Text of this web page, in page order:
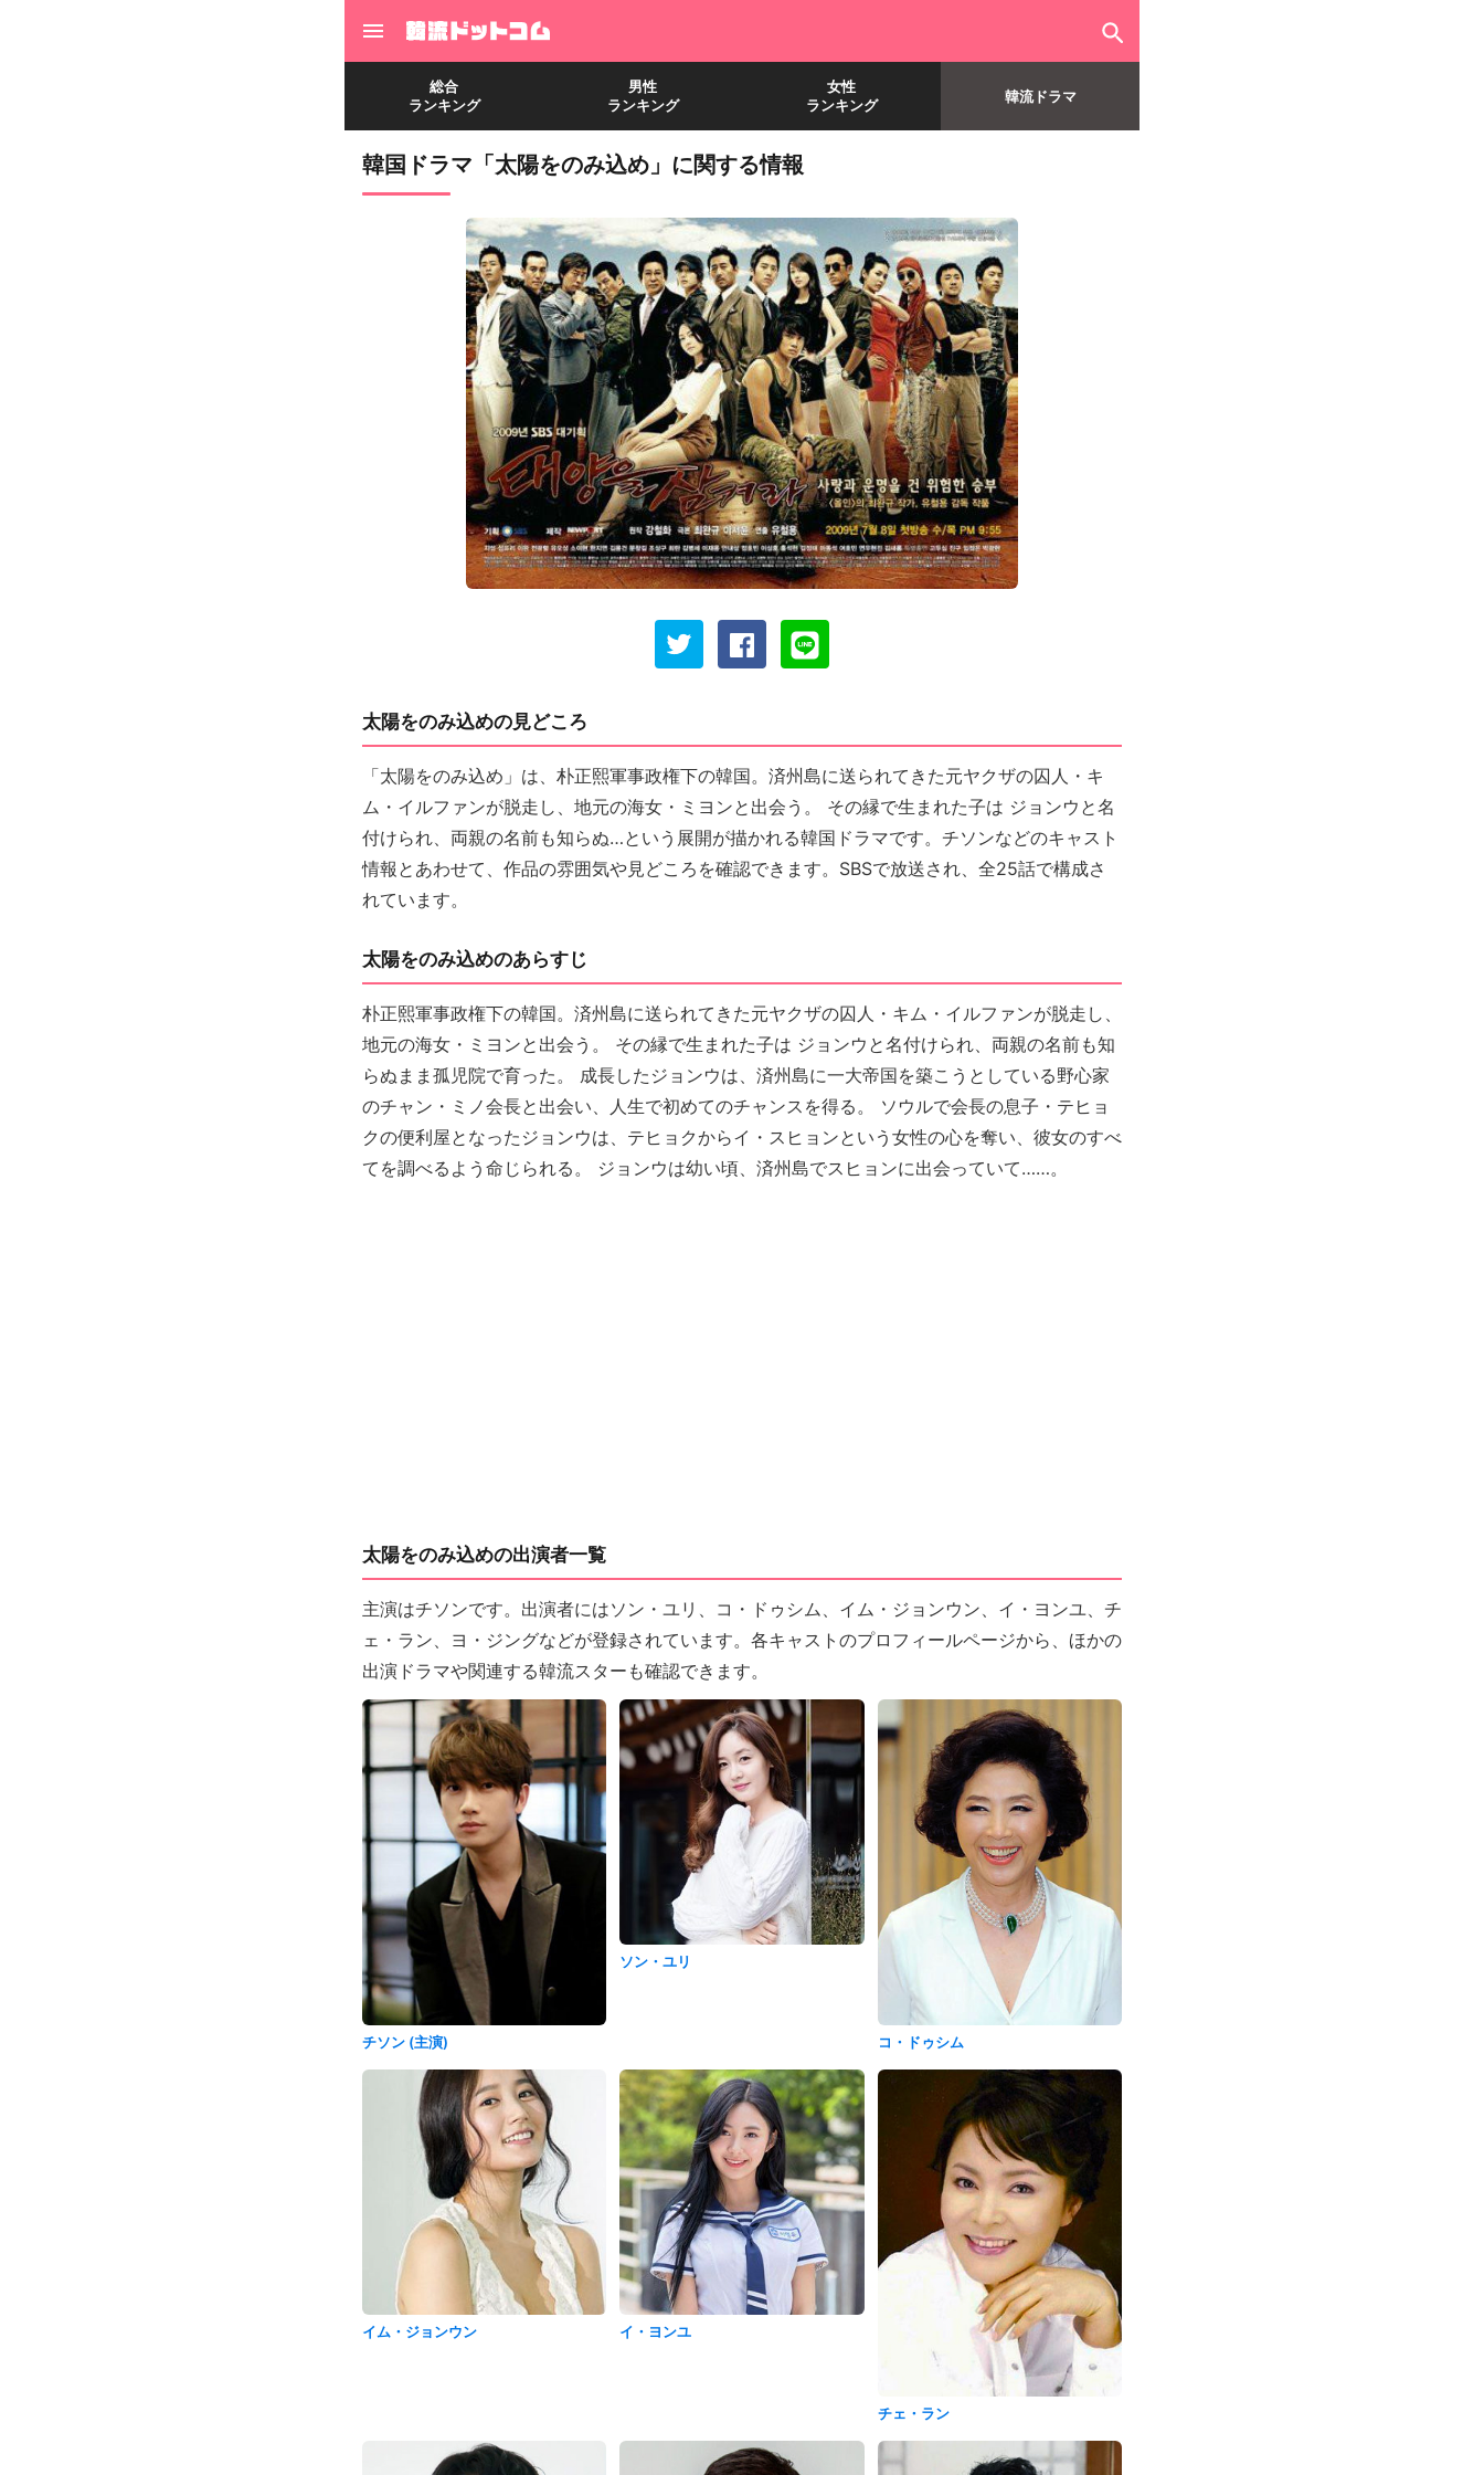
総合
ランキング
男性
ランキング
女性
ランキング
韓流ドラマ
韓国ドラマ「太陽をのみ込め」に関する情報
太陽をのみ込めの見どころ
「太陽をのみ込め」は、朴正熙軍事政権下の韓国。済州島に送られてきた元ヤクザの囚人・キ
ム・イルファンが脱走し、地元の海女・ミヨンと出会う。 その縁で生まれた子は ジョンウと名
付けられ、両親の名前も知らぬ…という展開が描かれる韓国ドラマです。チソンなどのキャスト
情報とあわせて、作品の雰囲気や見どころを確認できます。SBSで放送され、全25話で構成さ
れています。
太陽をのみ込めのあらすじ
朴正熙軍事政権下の韓国。済州島に送られてきた元ヤクザの囚人・キム・イルファンが脱走し、
地元の海女・ミヨンと出会う。 その縁で生まれた子は ジョンウと名付けられ、両親の名前も知
らぬまま孤児院で育った。 成長したジョンウは、済州島に一大帝国を築こうとしている野心家
のチャン・ミノ会長と出会い、人生で初めてのチャンスを得る。 ソウルで会長の息子・テヒョ
クの便利屋となったジョンウは、テヒョクからイ・スヒョンという女性の心を奪い、彼女のすべ
てを調べるよう命じられる。 ジョンウは幼い頃、済州島でスヒョンに出会っていて……。
太陽をのみ込めの出演者一覧
主演はチソンです。出演者にはソン・ユリ、コ・ドゥシム、イム・ジョンウン、イ・ヨンユ、チ
ェ・ラン、ヨ・ジングなどが登録されています。各キャストのプロフィールページから、ほかの
出演ドラマや関連する韓流スターも確認できます。
チソン (主演)
ソン・ユリ
コ・ドゥシム
イム・ジョンウン イ・ヨンユ
チェ・ラン